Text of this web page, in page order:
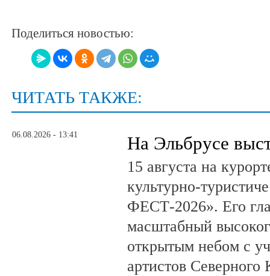
Поделиться новостью:
ЧИТАТЬ ТАКЖЕ:
06.08.2026 - 13:41 На Эльбрусе
15 августа на
культурно-
ФЕСТ-2026». Его
масштабный
открытым небом с
артистов Северного